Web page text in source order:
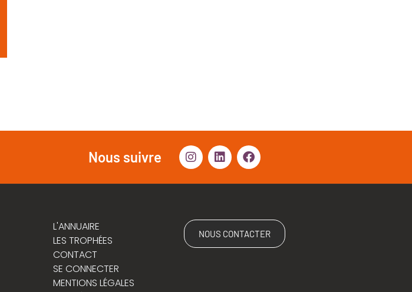
Nous suivre
L'ANNUAIRE
LES TROPHÉES
CONTACT
SE CONNECTER
MENTIONS LÉGALES
NOUS CONTACTER